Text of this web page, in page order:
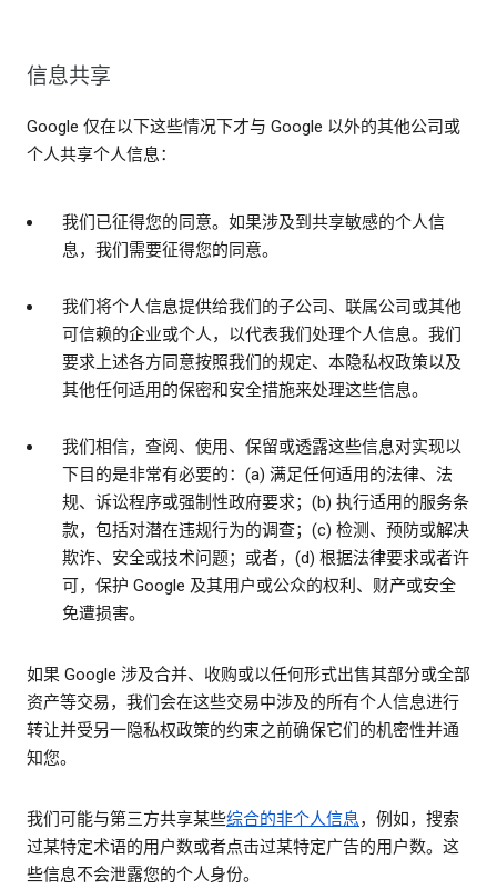
信息共享
Google 仅在以下这些情况下才与 Google 以外的其他公司或
个人共享个人信息：
我们已征得您的同意。如果涉及到共享敏感的个人信
息，我们需要征得您的同意。
我们将个人信息提供给我们的子公司、联属公司或其他
可信赖的企业或个人，以代表我们处理个人信息。我们
要求上述各方同意按照我们的规定、本隐私权政策以及
其他任何适用的保密和安全措施来处理这些信息。
我们相信，查阅、使用、保留或透露这些信息对实现以
下目的是非常有必要的：(a) 满足任何适用的法律、法
规、诉讼程序或强制性政府要求；(b) 执行适用的服务条
款，包括对潜在违规行为的调查；(c) 检测、预防或解决
欺诈、安全或技术问题；或者，(d) 根据法律要求或者许
可，保护 Google 及其用户或公众的权利、财产或安全
免遭损害。
如果 Google 涉及合并、收购或以任何形式出售其部分或全部
资产等交易，我们会在这些交易中涉及的所有个人信息进行
转让并受另一隐私权政策的约束之前确保它们的机密性并通
知您。
我们可能与第三方共享某些综合的非个人信息，例如，搜索
过某特定术语的用户数或者点击过某特定广告的用户数。这
些信息不会泄露您的个人身份。